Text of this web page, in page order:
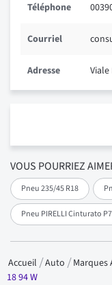
VOUS POURRIEZ
Pneu 235/45 R18
Pneu PIRELLI Cinturato
Téléphone
Courriel
Adresse
Accueil Auto Marques
18 94 W